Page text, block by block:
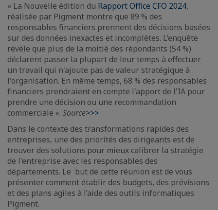
« La Nouvelle édition du Rapport Office CFO 2024,
réalisée par Pigment montre que 89 % des
responsables financiers prennent des décisions basées
sur des données inexactes et incomplètes. L’enquête
révèle que plus de la moitié des répondants (54 %)
déclarent passer la plupart de leur temps à effectuer
un travail qui n'ajoute pas de valeur stratégique à
l'organisation. En même temps, 68 % des responsables
financiers prendraient en compte l'apport de l'IA pour
prendre une décision ou une recommandation
commerciale ». Source>>>
Dans le contexte des transformations rapides des
entreprises, une des priorités des dirigeants est de
trouver des solutions pour mieux calibrer la stratégie
de l'entreprise avec les responsables des
départements. Le but de cette réunion est de vous
présenter comment établir des budgets, des prévisions
et des plans agiles à l’aide des outils informatiques
Pigment.